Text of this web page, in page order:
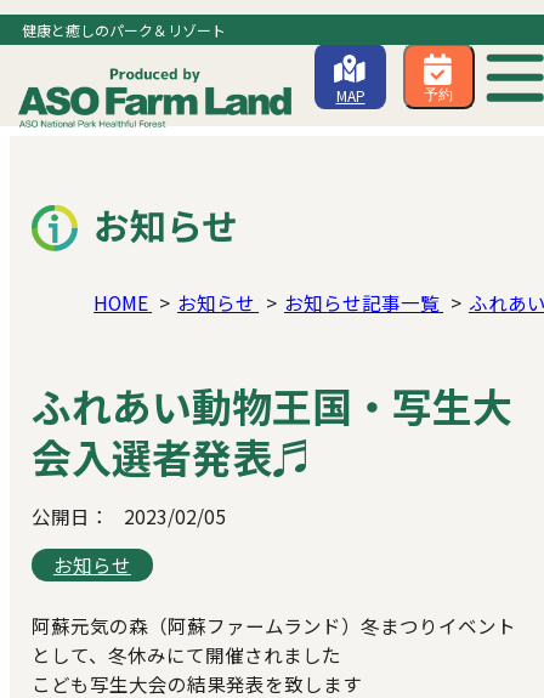
健康と癒しのパーク＆リゾート
MAP 予約
お知らせ
HOME お知らせ お知らせ記事一覧 ふれあ
ふれあい動物王国・写生大
会入選者発表♬
公開日：
2023/02/05
お知らせ
阿蘇元気の森（阿蘇ファームランド）冬まつりイベント
として、冬休みにて開催されました
こども写生大会の結果発表を致します